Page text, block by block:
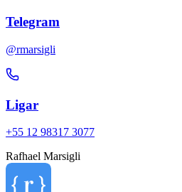
Telegram
@rmarsigli
Ligar
+55 12 98317 3077
Rafhael Marsigli